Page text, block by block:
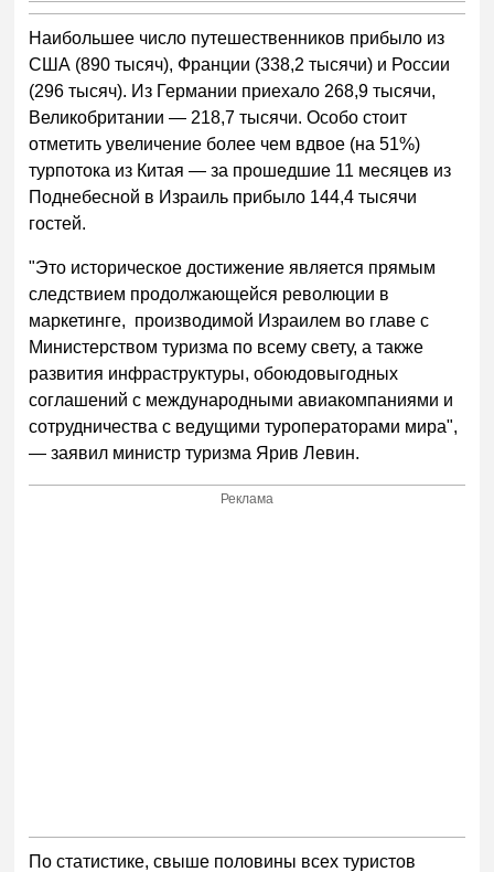
Наибольшее число путешественников прибыло из
США (890 тысяч), Франции (338,2 тысячи) и России
(296 тысяч). Из Германии приехало 268,9 тысячи,
Великобритании — 218,7 тысячи. Особо стоит
отметить увеличение более чем вдвое (на 51%)
турпотока из Китая — за прошедшие 11 месяцев из
Поднебесной в Израиль прибыло 144,4 тысячи
гостей.
"Это историческое достижение является прямым
следствием продолжающейся революции в
маркетинге, производимой Израилем во главе с
Министерством туризма по всему свету, а также
развития инфраструктуры, обоюдовыгодных
соглашений с международными авиакомпаниями и
сотрудничества с ведущими туроператорами мира",
— заявил министр туризма Ярив Левин.
Реклама
По статистике, свыше половины всех туристов